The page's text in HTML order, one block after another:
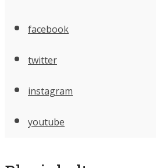
facebook
twitter
instagram
youtube